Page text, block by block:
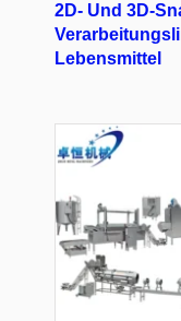
2D- Und 3D-
Lebensmittel